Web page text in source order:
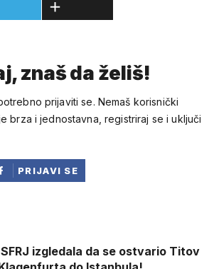
znaš da želiš!
prijaviti se. Nemaš korisnički
brza i jednostavna, registriraj se i uključi
PRIJAVI SE
izgledala da se ostvario Titov